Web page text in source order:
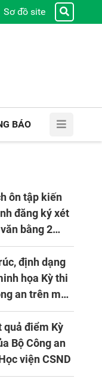
Sơ đồ site
BÁO
ôn tập kiến
đăng ký xét
bằng 2
tại Học viện
2026 - 2027
định dạng
họa Kỳ thi
an trên máy
quả điểm Kỳ
Bộ Công an
viện CSND